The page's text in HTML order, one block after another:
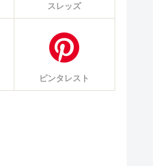
スレッズ
ピンタレスト